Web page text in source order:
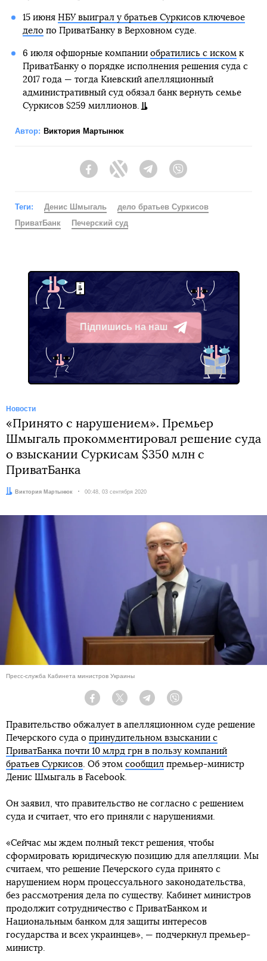
15 июня НБУ выиграл у братьев Суркисов ключевое
делопо ПриватБанку в Верховном суде.
6 июля офшорные компании обратились с иском к
ПриватБанку о порядке исполнения решения суда с
2017 года — тогда Киевский апелляционный
административный суд обязал банк вернуть семье
Суркисов $259 миллионов.
Автор: Виктория Мартынюк
FacebookTwitter Telegram
Теги: Денис Шмыгаль
дело братьев Суркисов
ПриватБанк
Печерский суд
Підпишись на наш
Telegram
Новости
«Принято с нарушением». Премьер
Шмыгаль прокомментировал решение суда
о взыскании Суркисам $350 млн с
ПриватБанка
Автор:Виктория Мартынюк Дата:
00:48, 03 сентября 2020
Пресс-служба Кабинета министров Украины
Facebook Twitter Telegram
Правительство обжалует в апелляционном суде решение
Печерского суда о принудительном взыскании с
ПриватБанка почти 10 млрд грн в пользу компаний
братьев Суркисов . Об этом сообщил премьер-министр
Денис Шмыгаль в Facebook.
Он заявил, что правительство не согласно с решением
суда и считает, что его приняли с нарушениями.
«Сейчас мы ждем полный текст решения, чтобы
сформировать юридическую позицию для апелляции. Мы
считаем, что решение Печерского суда принято с
нарушением норм процессуального законодательства,
без рассмотрения дела по существу. Кабинет министров
продолжит сотрудничество с ПриватБанком и
Национальным банком для защиты интересов
государства и всех украинцев», — подчеркнул премьер-
министр.